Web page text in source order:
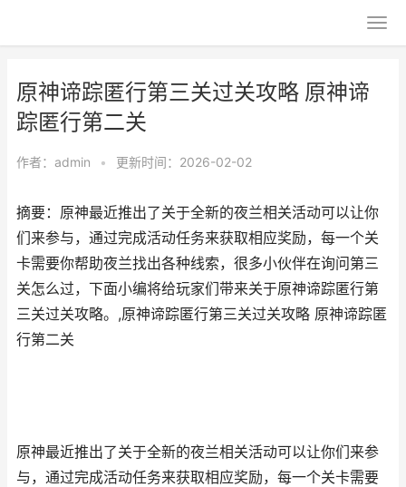
原神谛踪匿行第三关过关攻略 原神谛
踪匿行第二关
作者： admin • 更新时间：2026-02-02
摘要：原神最近推出了关于全新的夜兰相关活动可以让你
们来参与，通过完成活动任务来获取相应奖励，每一个关
卡需要你帮助夜兰找出各种线索，很多小伙伴在询问第三
关怎么过，下面小编将给玩家们带来关于原神谛踪匿行第
三关过关攻略。,原神谛踪匿行第三关过关攻略 原神谛踪匿
行第二关
原神最近推出了关于全新的夜兰相关活动可以让你们来参
与，通过完成活动任务来获取相应奖励，每一个关卡需要